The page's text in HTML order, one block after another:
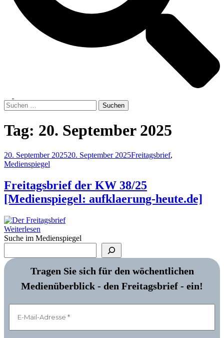
umschalten
Suchen
nach:
Tag: 20. September 2025
20. September 202520. September 2025Freitagsbrief,
Medienspiegel
Freitagsbrief der KW 38/25
[Medienspiegel: aufklaerung-heute.de]
Weiterlesen
Suche im Medienspiegel
Tragen Sie sich für den wöchentlichen
Medienüberblick - den Freitagsbrief - ein!